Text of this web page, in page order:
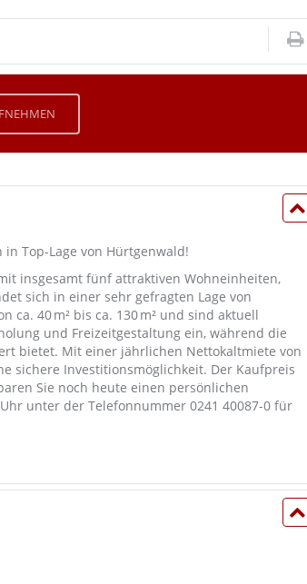
Top-Lage von Hürtgenwald!
insgesamt fünf attraktiven Wohneinheiten,
sich in einer sehr gefragten Lage von
40 m² bis ca. 130 m² und sind aktuell
und Freizeitgestaltung ein, während die
bietet. Mit einer jährlichen Nettokaltmiete von
sichere Investitionsmöglichkeit. Der Kaufpreis
Sie noch heute einen persönlichen
unter der Telefonnummer 0241 40087-0 für